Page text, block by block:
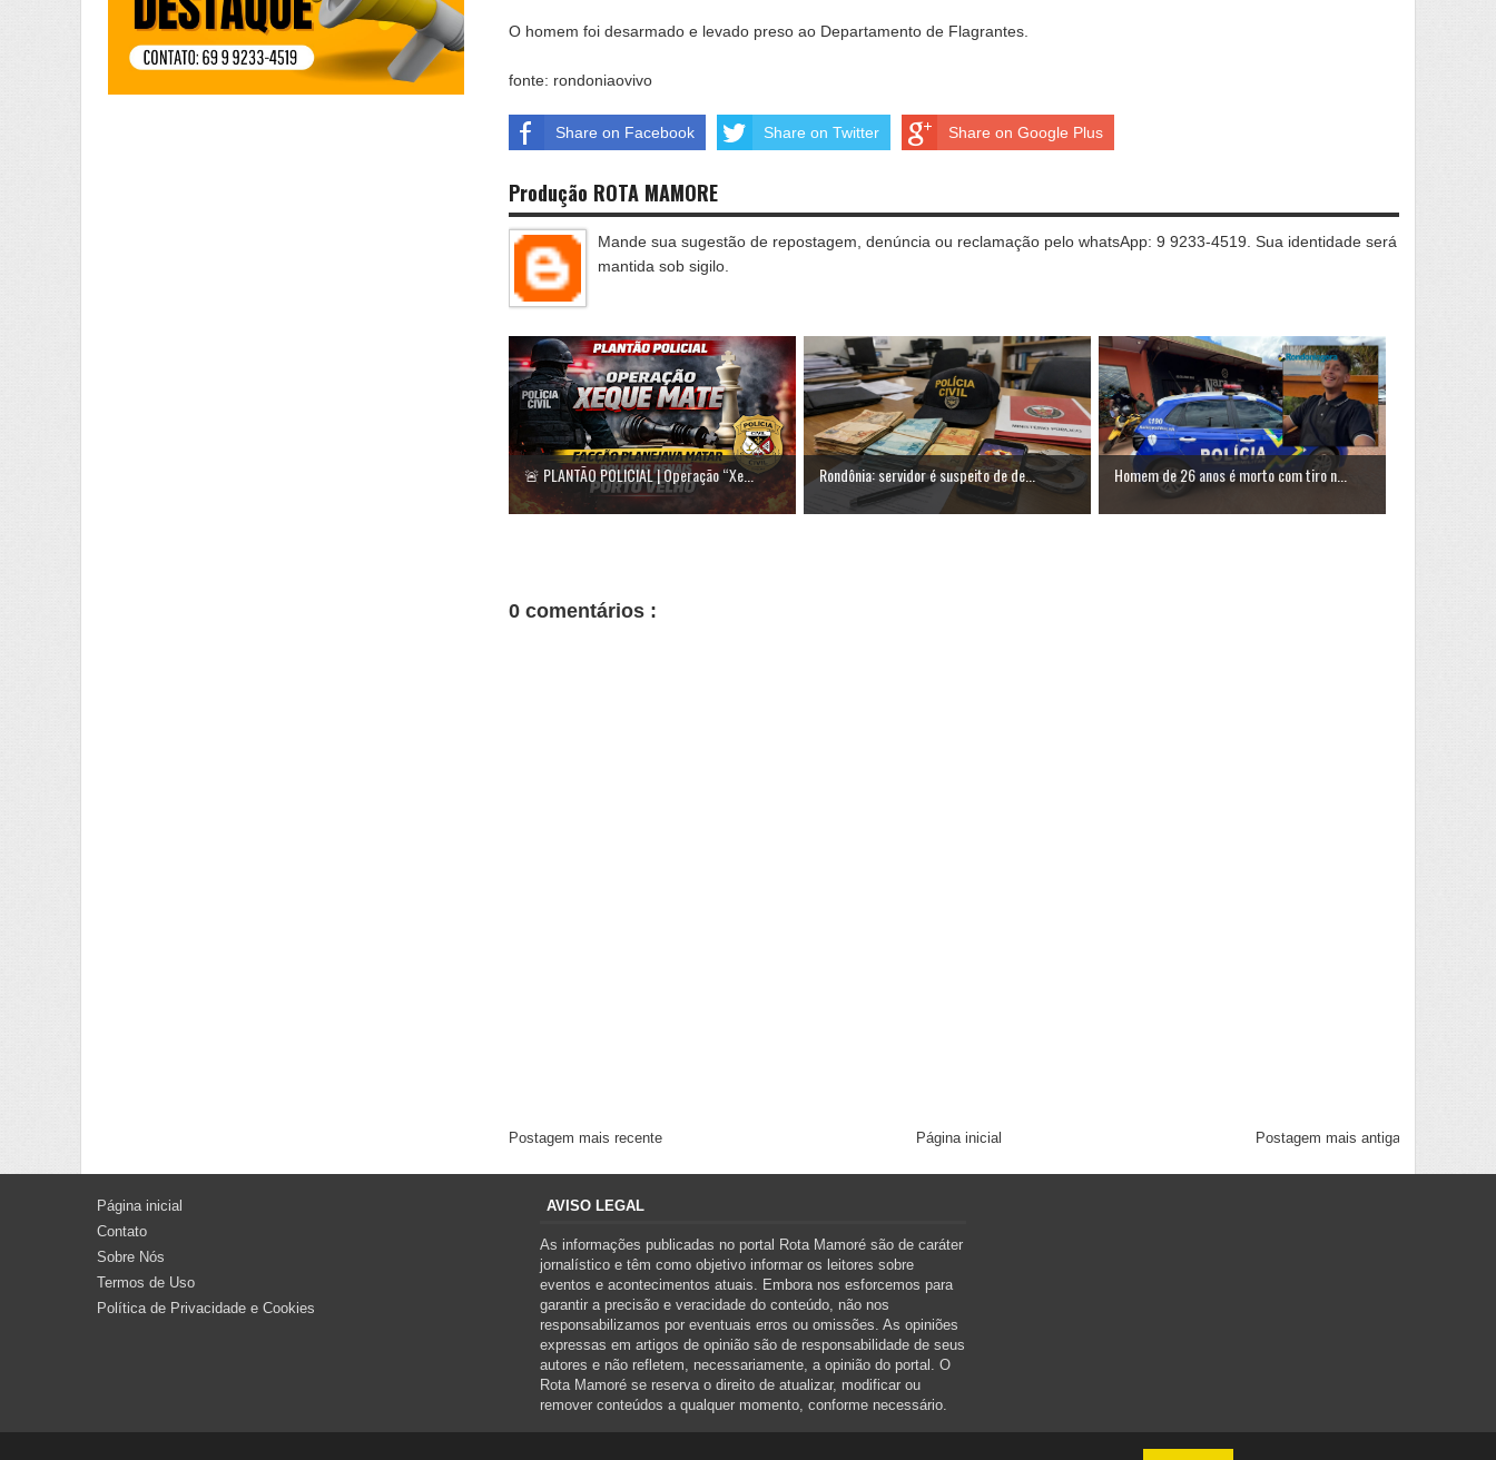
O homem foi desarmado e levado preso ao Departamento de Flagrantes.
fonte: rondoniaovivo
Share on Facebook Share on Twitter Share on Google Plus
Produção ROTA MAMORE
Mande sua sugestão de repostagem, denúncia ou reclamação pelo whatsApp: 9 9233-4519. Sua identidade será
mantida sob sigilo.
🚨 PLANTÃO POLICIAL | Operação “Xe... Rondônia: servidor é suspeito de de... Homem de 26 anos é morto com tiro n...
0 comentários :
Postagem mais recente Postagem mais antiga
Página inicial
Página inicial
Contato
Sobre Nós
Termos de Uso
Política de Privacidade e Cookies
AVISO LEGAL
As informações publicadas no portal Rota Mamoré são de caráter
jornalístico e têm como objetivo informar os leitores sobre
eventos e acontecimentos atuais. Embora nos esforcemos para
garantir a precisão e veracidade do conteúdo, não nos
responsabilizamos por eventuais erros ou omissões. As opiniões
expressas em artigos de opinião são de responsabilidade de seus
autores e não refletem, necessariamente, a opinião do portal. O
Rota Mamoré se reserva o direito de atualizar, modificar ou
remover conteúdos a qualquer momento, conforme necessário.